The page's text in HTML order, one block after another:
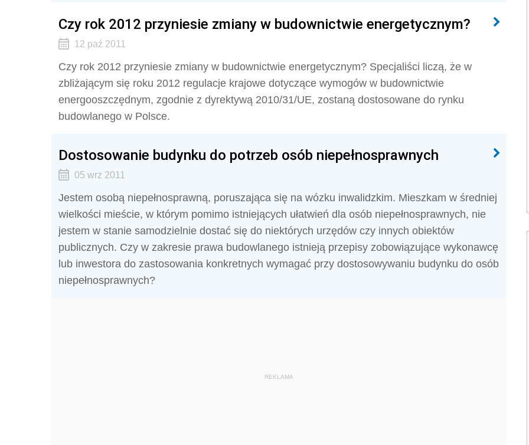
Czy rok 2012 przyniesie zmiany w budownictwie energetycznym?
12 paź 2011
Czy rok 2012 przyniesie zmiany w budownictwie energetycznym? Specjaliści liczą, że w
zbliżającym się roku 2012 regulacje krajowe dotyczące wymogów w budownictwie
energooszczędnym, zgodnie z dyrektywą 2010/31/UE, zostaną dostosowane do rynku
budowlanego w Polsce.
Dostosowanie budynku do potrzeb osób niepełnosprawnych
05 wrz 2011
Jestem osobą niepełnosprawną, poruszająca się na wózku inwalidzkim. Mieszkam w średniej
wielkości mieście, w którym pomimo istniejących ułatwień dla osób niepełnosprawnych, nie
jestem w stanie samodzielnie dostać się do niektórych urzędów czy innych obiektów
publicznych. Czy w zakresie prawa budowlanego istnieją przepisy zobowiązujące wykonawcę
lub inwestora do zastosowania konkretnych wymagać przy dostosowywaniu budynku do osób
niepełnosprawnych?
REKLAMA